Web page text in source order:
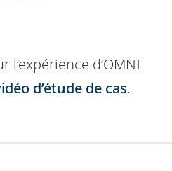
l’expérience d’OMNI
d’étude de cas.